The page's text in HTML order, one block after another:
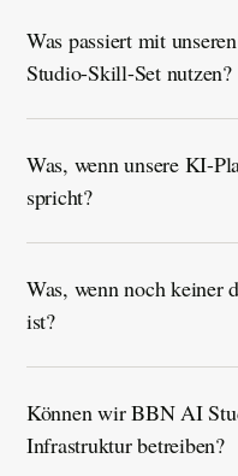
Was passiert mit
Studio-Skill-Set nutzen?
Was, wenn unsere KI-
spricht?
Was, wenn noch keiner
ist?
Können wir BBN AI
Infrastruktur betreiben?